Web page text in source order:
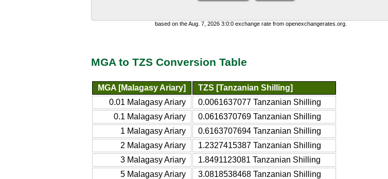
based on the Aug. 7, 2026 3:0:0 exchange rate from openexchangerates.org.
MGA to TZS Conversion Table
MGA [Malagasy Ariary]
TZS [Tanzanian Shilling]
0.01 Malagasy Ariary
0.0061637077 Tanzanian Shilling
0.1 Malagasy Ariary
0.0616370769 Tanzanian Shilling
1 Malagasy Ariary
0.6163707694 Tanzanian Shilling
2 Malagasy Ariary
1.2327415387 Tanzanian Shilling
3 Malagasy Ariary
1.8491123081 Tanzanian Shilling
5 Malagasy Ariary
3.0818538468 Tanzanian Shilling